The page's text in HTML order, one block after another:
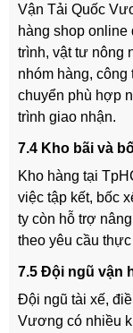
Vận Tải Quốc
hàng shop online
trình, vật tư nông
nhóm hàng,
chuyển phù hợp
trình giao nhận.
7.4 Kho bãi và
Kho hàng tại
việc tập kết, bốc
ty còn hỗ trợ
theo yêu cầu
7.5 Đội ngũ vận
Đội ngũ tài xế,
Vương có nhiều